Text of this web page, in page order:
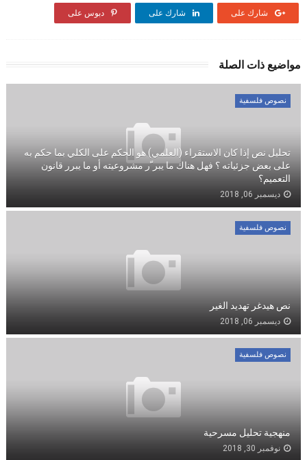
شارك على شارك على دبوس على
مواضيع ذات الصلة
نصوص فلسفية
تحليل نص إذا كان الاستقراء (العلمي) هو الحكم على الكلي بما حكم به
على بعض جزئياته ؟ فهل هناك ما يبر ّر مشروعيته أو ما يبرر قانون
التعميم؟
ديسمبر 06, 2018
نصوص فلسفية
نص هيدغر تهديد الغير
ديسمبر 06, 2018
نصوص فلسفية
منهجية تحليل مسرحية
نوفمبر 30, 2018